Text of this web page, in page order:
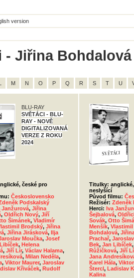
version
- Jiřina
M N O P Q R S T U
BLU-RAY
SVĚTÁCI - BLU-
RAY - NOVĚ
DIGITALIZOVANÁ
VERZE Z ROKU
2024
české pro
Československo
Podskalský
Janžurová, Jiřina
, Oldřich Nový, Jiří
Šimánek, Vladimír
Brodský, Jiřina
, Jiřina Jirásková, Ilja
Moučka, Josef
, Helena
, Jiří Lír, Václav Halama,
, Milan Neděla,
, Viktor Maurer, Jaroslav
Křiváček, Rudolf
Titulky:
neslyšící
Původ filmu:
Režisér: Zdeněk
Herci: Iva
Šejbalová,
Sovák, Otto
Menšík,
Bohdalová,
Prachař,
Bek, Jan Libíček,
Růžičková, Jiří
Jana
Karel Hála,
Štercl, Ladislav
Kalina